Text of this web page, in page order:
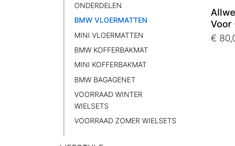
ONDERDELEN
BMW VLOERMATTEN
MINI VLOERMATTEN
BMW KOFFERBAKMAT
MINI KOFFERBAKMAT
BMW BAGAGENET
VOORRAAD WINTER
WIELSETS
VOORRAAD ZOMER WIELSETS
Voor
€